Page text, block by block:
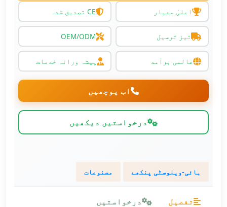
اعلیٰ معیار CE تصدیق شدہ
تیز ترسیل OEM/ODM
عالمی برآمد پیشہ ورانہ خدمات
اب پوچھیں
درخواستیں دیکھیں
ہائی-ویلوسٹی پنکھے مصنوعات
تفصیل درخواستیں